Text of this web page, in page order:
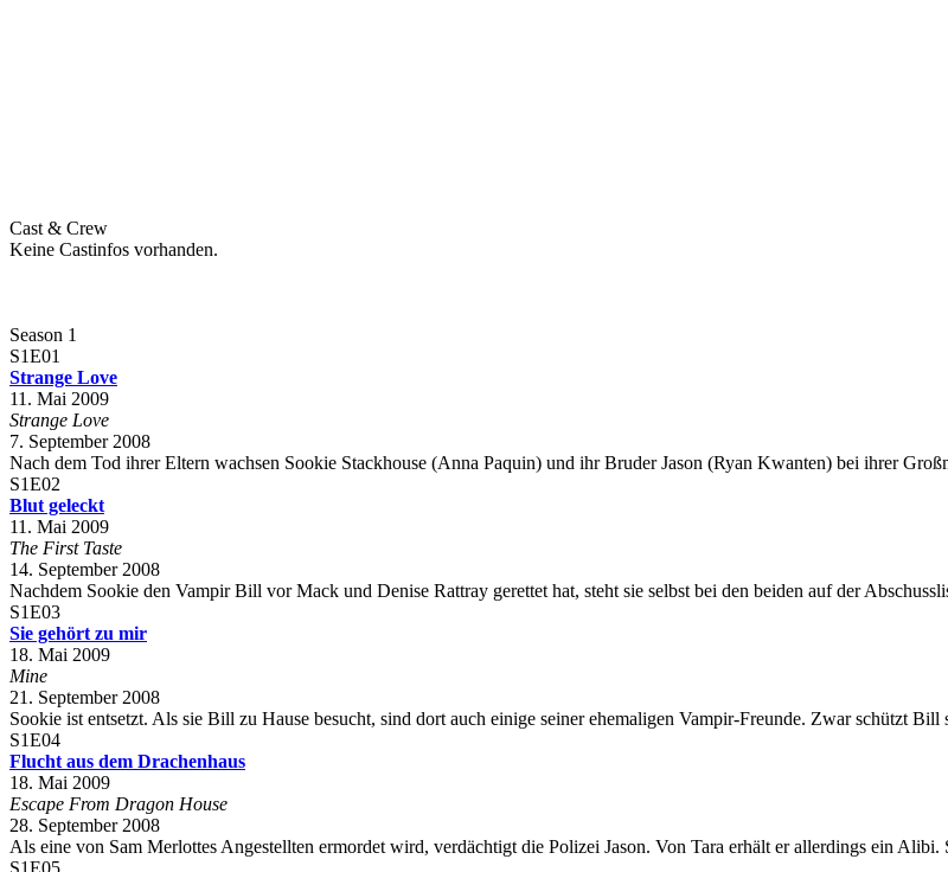
Cast & Crew
Keine Castinfos vorhanden.
Season 1
S1E01
Strange Love
11. Mai 2009
Strange Love
7. September 2008
Nach dem Tod ihrer Eltern wachsen Sookie Stackhouse (Anna Paquin) und ihr Bruder Jason (Ryan Kwanten) bei ihrer
S1E02
Blut geleckt
11. Mai 2009
The First Taste
14. September 2008
Nachdem Sookie den Vampir Bill vor Mack und Denise Rattray gerettet hat, steht sie selbst bei den beiden auf der
S1E03
Sie gehört zu mir
18. Mai 2009
Mine
21. September 2008
Sookie ist entsetzt. Als sie Bill zu Hause besucht, sind dort auch einige seiner ehemaligen Vampir-Freunde. Zwar schützt
S1E04
Flucht aus dem Drachenhaus
18. Mai 2009
Escape From Dragon House
28. September 2008
Als eine von Sam Merlottes Angestellten ermordet wird, verdächtigt die Polizei Jason. Von Tara erhält er allerdings ein
S1E05